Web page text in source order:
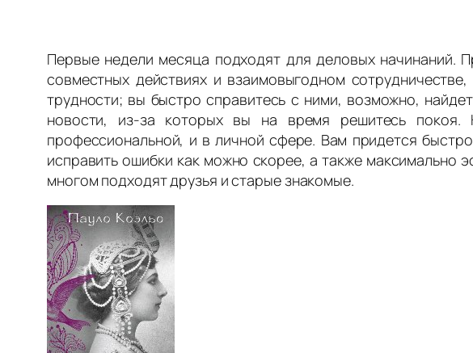
Первые недели месяца подходят для деловых
совместных действиях и взаимовыгодном
трудности; вы быстро справитесь с ними, возможно,
новости, из-за которых вы на время решитесь
профессиональной, и в личной сфере. Вам придется
исправить ошибки как можно скорее, а также максимально
многом подходят друзья и старые знакомые.